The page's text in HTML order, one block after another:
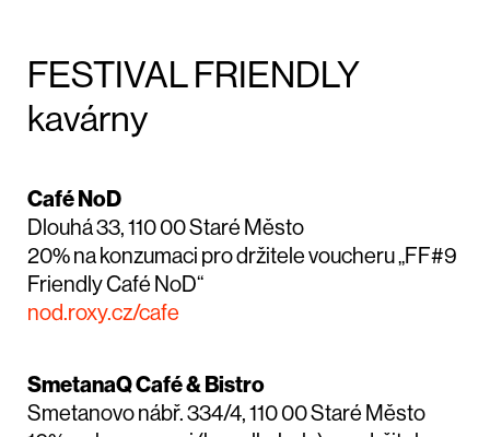
FESTIVAL FRIENDLY
kavárny
Café NoD
Dlouhá 33, 110 00 Staré Město
20% na konzumaci pro držitele voucheru „FF#9
Friendly Café NoD“
nod.roxy.cz/cafe
SmetanaQ Café & Bistro
Smetanovo nábř. 334/4, 110 00 Staré Město